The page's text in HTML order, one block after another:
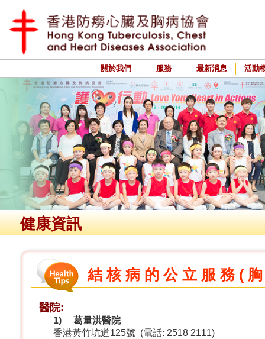
關於我們 服務 最新消息 活動
健康資訊
結 核 病 的 公 立 服 務 (
醫院:
1) 葛量洪醫院
香港黃竹坑道125號 (電話: 2518 2111)